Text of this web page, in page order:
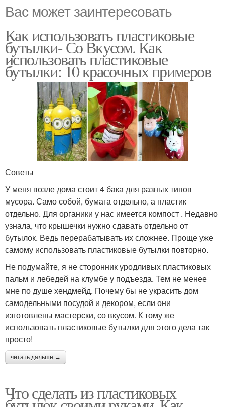
Вас может заинтересовать
Как использовать пластиковые
бутылки- Со Вкусом. Как
использовать пластиковые
бутылки: 10 красочных примеров
Советы
У меня возле дома стоит 4 бака для разных типов
мусора. Само собой, бумага отдельно, а пластик
отдельно. Для органики у нас имеется компост . Недавно
узнала, что крышечки нужно сдавать отдельно от
бутылок. Ведь перерабатывать их сложнее. Проще уже
самому использовать пластиковые бутылки повторно.
Не подумайте, я не сторонник уродливых пластиковых
пальм и лебедей на клумбе у подъезда. Тем не менее
мне по душе хендмейд. Почему бы не украсить дом
самодельными посудой и декором, если они
изготовлены мастерски, со вкусом. К тому же
использовать пластиковые бутылки для этого дела так
просто!
читать дальше →
Что сделать из пластиковых